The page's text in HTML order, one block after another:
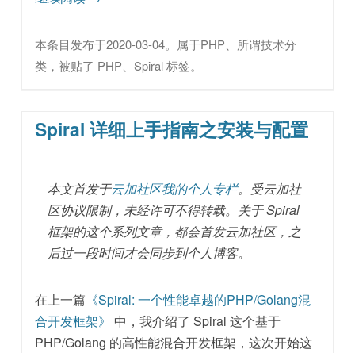
本条目发布于2020-03-04。属于PHP 所谓技术分
类，被贴了 PHP 、Spiral标签。
Spiral 详细上手指南之安装与配置
本文首发于云加社区我的个人专栏。受云加社
区协议限制，未经许可不得转载。关于 Spiral
框架的这个系列文章，都会首发云加社区，之
后过一段时间才会同步到个人博客。
在上一篇 《Spiral: 一个性能卓越的PHP/Golang混
合开发框架》
中，我介绍了 Spiral 这个基于
PHP/Golang 的高性能混合开发框架，这次开始这